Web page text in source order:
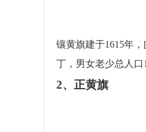
镶黄旗建于1615年
丁，男女老少总人口
2、正黄旗